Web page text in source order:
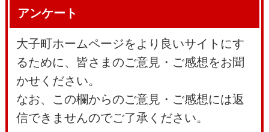
アンケート
大子町ホームページをより良いサイトにす
るために、皆さまのご意見・ご感想をお聞
かせください。
なお、この欄からのご意見・ご感想には返
信できませんのでご了承ください。